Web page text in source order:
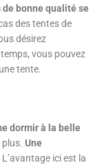
de bonne qualité se
des tentes de
désirez
vous pouvez
tente.
dormir à la belle
plus.Une
L’avantage ici est la